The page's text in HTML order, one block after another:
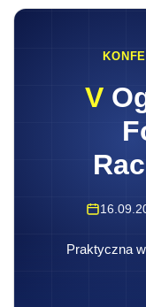
V
Praktyczna